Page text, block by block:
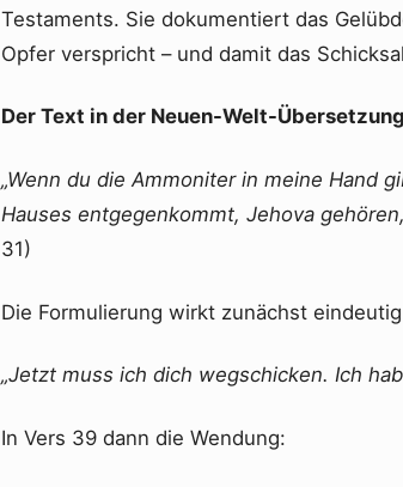
Testaments. Sie dokumentiert das
Opfer verspricht – und damit das
Der Text in der Neuen-Welt-
„Wenn du die Ammoniter in meine Hand
Hauses entgegenkommt, Jehova
31)
Die Formulierung wirkt zunächst
„Jetzt muss ich dich wegschicken. Ich
In Vers 39 dann die Wendung: